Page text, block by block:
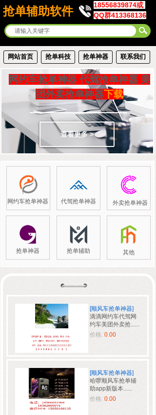
抢单辅助软件
18556839874或
QQ群413368136
网站首页 抢单科技 抢单神器 联系我们
网约车抢单神器 代驾抢单神器 美
团外卖抢单神器下载
查看更多 >
外卖抢单神器
代驾抢单神器
抢单神器 抢单辅助
网约车抢单神器
其他
[顺风车抢单神器]
滴滴网约车代驾网
约车美团外卖抢......
价格: 0.00
[顺风车抢单神器]
哈啰顺风车抢单辅
助app新版本......
价格: 0.00